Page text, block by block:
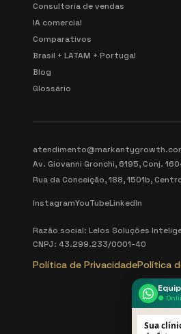
Consultoria de vendas
IA comercial
Comparativos
Brasil + LATAM + Portugal
Blog
Glossário
Av. Giovanni Gronchi, 6195, Conj.
Rua da Conceição, 188, 1501b,
InstagramYouTubeLinkedIn
Razão social: Lelos Soluções
CNPJ: 43.299.233/0001-40
Política de PrivacidadePolítica
●
Sua